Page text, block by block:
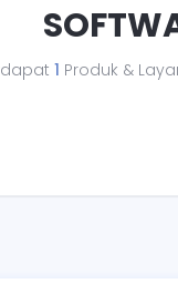
1 Produk &